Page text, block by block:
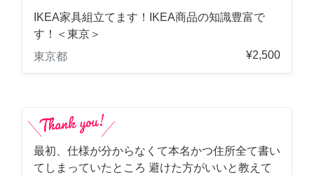
IKEA家具組立てます！IKEA商品の知識豊富で
す！＜東京＞
東京都
¥2,500
最初、仕様が分からなくて本名かつ住所全て書い
てしまっていたところ 避けた方がいいと教えて